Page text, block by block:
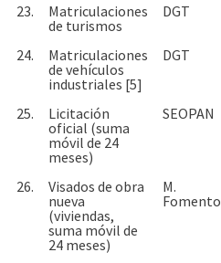
23.
Matriculaciones
de turismos
DGT
24.
Matriculaciones
de vehículos
industriales [5]
DGT
25.
Licitación
oficial (suma
móvil de 24
meses)
SEOPAN
26.
Visados de obra
nueva
(viviendas,
suma móvil de
24 meses)
M.
Fomento